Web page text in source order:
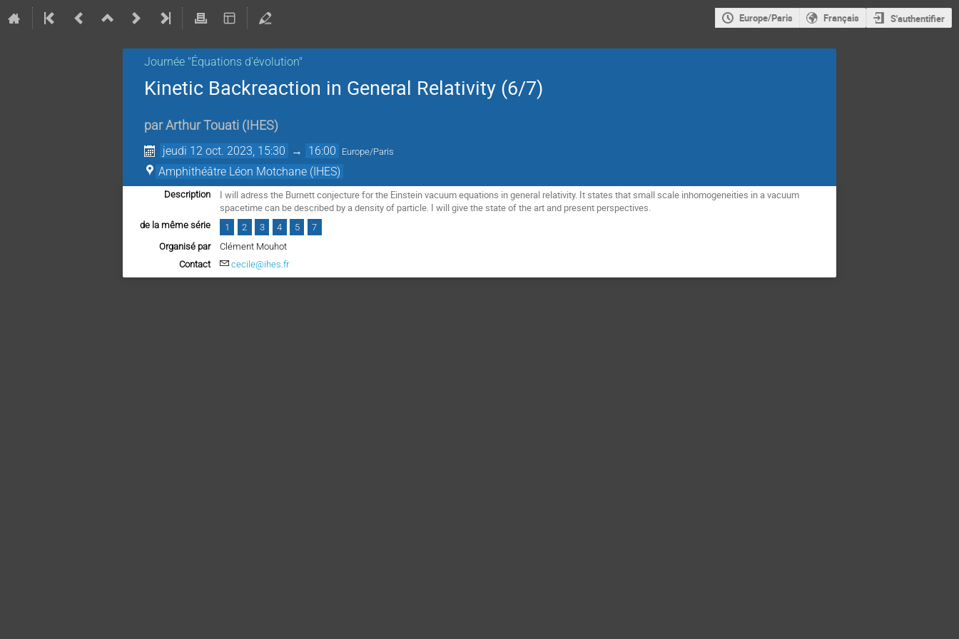
Europe/Paris Français S'authentifier
Journée "Équations d'évolution"
Kinetic Backreaction in General Relativity (6/7)
parArthur Touati ( IHES)
jeudi 12 oct. 2023, 15:30 → 16:00 Europe/Paris
Amphithéâtre Léon Motchane (IHES)
Description
I will adress the Burnett conjecture for the Einstein vacuum equations in general relativity. It states that small scale inhomogeneities in a vacuum
spacetime can be described by a density of particle. I will give the state of the art and present perspectives.
de la même série 1 2 3 4 5
7
Organisé par
Clément Mouhot
Contact
cecile@ihes.fr